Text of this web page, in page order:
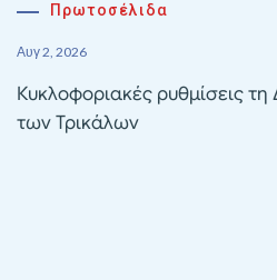
Πρωτοσέλιδα
Αυγ 2, 2026
Κυκλοφοριακές ρυθμίσεις
των Τρικάλων